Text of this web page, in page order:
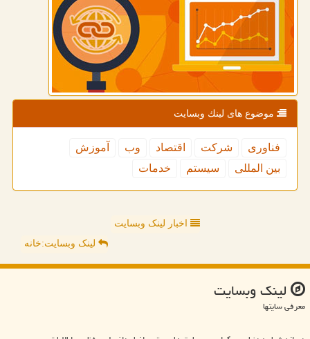
موضوع های لینك وبسایت
فناوری شركت اقتصاد وب
آموزش
بین المللی
سیستم خدمات
اخبار لینک وبسایت
لینک وبسایت:خانه
لینك وبسایت
معرفی سایتها